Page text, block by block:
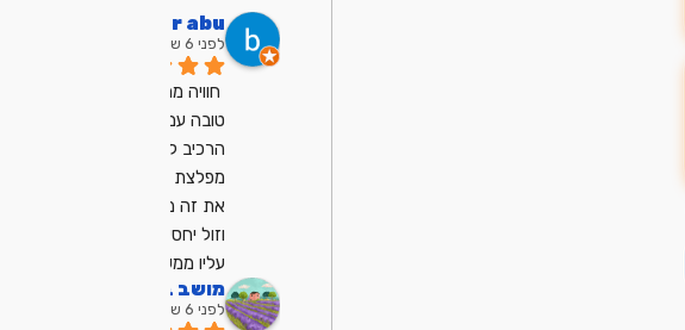
bar abu
לפני 6 שנים
עליו ממש
מושב בן שמן
לפני 6 שנים